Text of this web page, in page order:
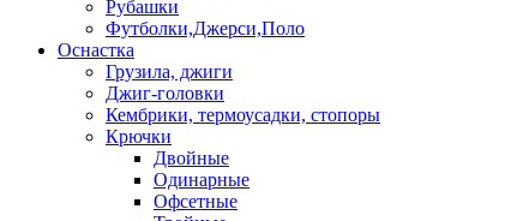
Рубашки
Футболки,Джерси,Поло
Оснастка
Грузила, джиги
Джиг-головки
Кембрики, термоусадки, стопоры
Крючки
Двойные
Одинарные
Офсетные